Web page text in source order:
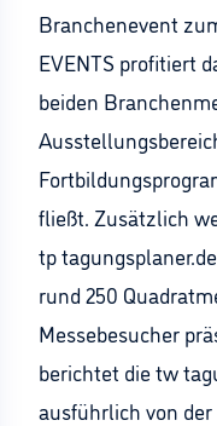
Branchenevent
EVENTS profitiert
beiden
fließt. Zusätzlich
tp
rund 250
Messebesucher
berichtet die tw
ausführlich von